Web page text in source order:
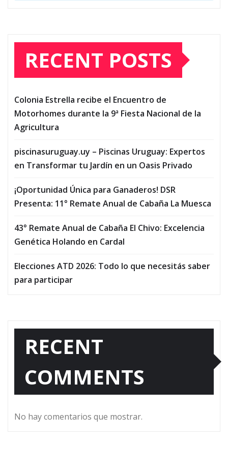
RECENT POSTS
Colonia Estrella recibe el Encuentro de
Motorhomes durante la 9ª Fiesta Nacional de la
Agricultura
piscinasuruguay.uy – Piscinas Uruguay: Expertos
en Transformar tu Jardín en un Oasis Privado
¡Oportunidad Única para Ganaderos! DSR
Presenta: 11° Remate Anual de Cabaña La Muesca
43° Remate Anual de Cabaña El Chivo: Excelencia
Genética Holando en Cardal
Elecciones ATD 2026: Todo lo que necesitás saber
para participar
RECENT
COMMENTS
No hay comentarios que mostrar.